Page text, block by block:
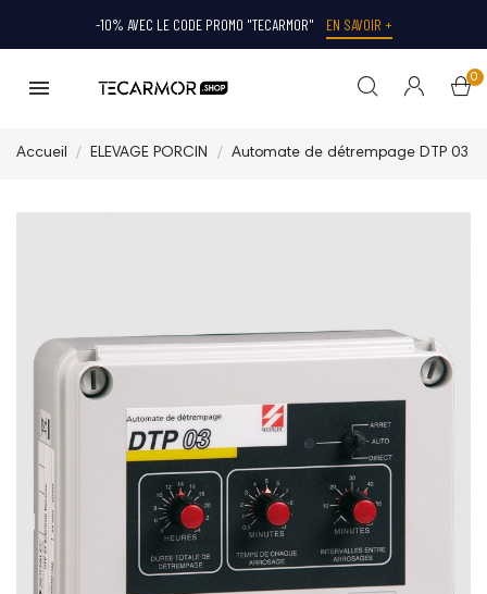
-10% AVEC LE CODE PROMO "TECARMOR" EN SAVOIR +
0
Accueil ELEVAGE PORCIN Automate de détrempage DTP 03